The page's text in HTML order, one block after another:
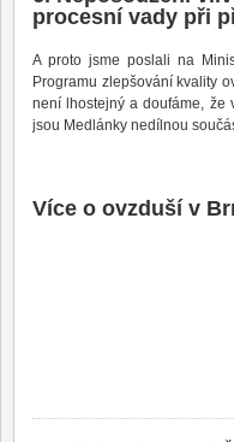
procesní vady při
A proto jsme poslali na
Programu zlepšování kvality
není lhostejný a doufáme, že
jsou Medlánky nedílnou
Více o ovzduší v